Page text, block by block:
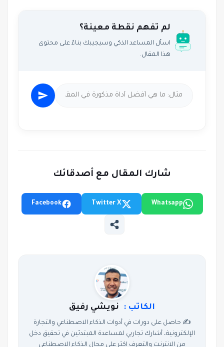
لم تفهم نقطة معينة؟
اسأل المساعد الذكي وسيجيبك بناءً على محتوى
هذا المقال.
شارك المقال مع أصدقائك
Whatsapp
Twitter X
Facebook
الكاتب : نويشي رفيق
✍️ حاصل على دورات في أدوات الذكاء الاصطناعي والتجارة
الإلكترونية، أشارك تجاربي لمساعدة المبتدئين في تحقيق دخل
من الانترنت والتعرف اكثر على مجال الذكاء الاصطناعي